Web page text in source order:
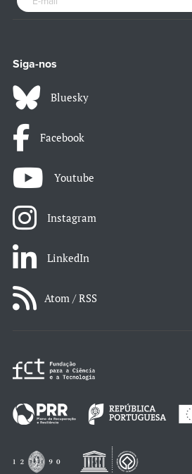
Siga-nos
Bluesky
Facebook
Youtube
Instagram
LinkedIn
Atom / RSS